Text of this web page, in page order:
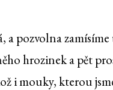
pozvolna
hrozinek a pět
i mouky, kterou